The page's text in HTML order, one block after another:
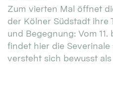
Zum vierten Mal öffnet
der Kölner Südstadt ihre
und Begegnung: Vom
findet hier die
versteht sich bewusst